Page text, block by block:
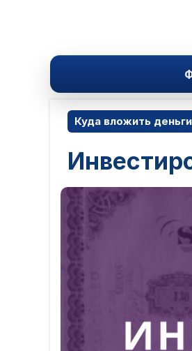
Куда вложить деньги